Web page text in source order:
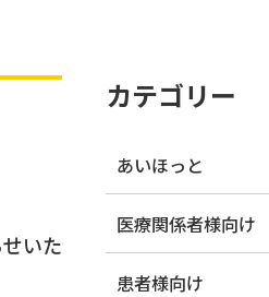
いた
カテゴリー
あいほっと
医療関係者様向け
患者様向け